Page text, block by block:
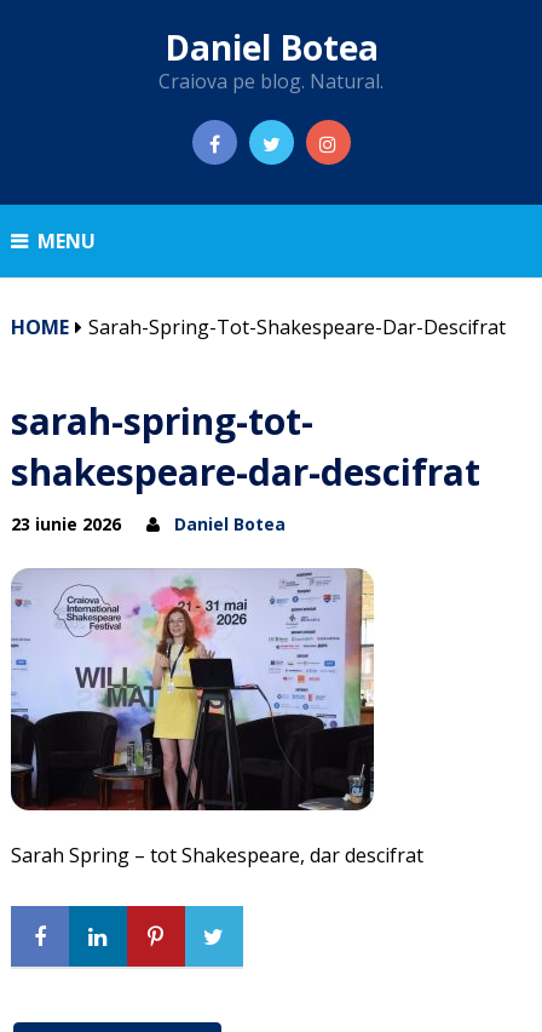
Daniel Botea
Craiova pe blog. Natural.
MENU
HOME Sarah-Spring-Tot-Shakespeare-Dar-Descifrat
sarah-spring-tot-
shakespeare-dar-descifrat
23 iunie 2026 Daniel Botea
Sarah Spring – tot Shakespeare, dar descifrat